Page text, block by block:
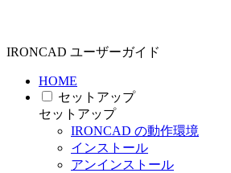
IRONCAD ユーザーガイド
HOME
セットアップ
セットアップ
IRONCAD の動作環境
インストール
アンインストール